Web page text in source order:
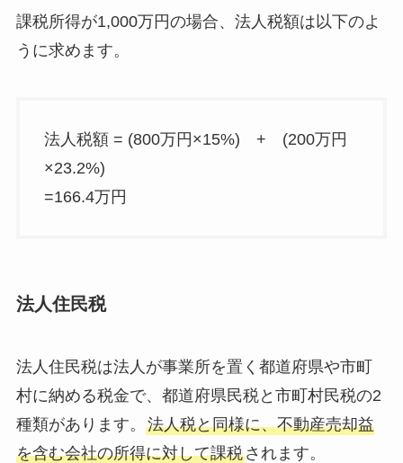
課税所得が1,000万円の場合、法人税額は以下のよ
うに求めます。
法人税額 = (800万円×15%) + (200万円
×23.2%)
=166.4万円
法人住民税
法人住民税は法人が事業所を置く都道府県や市町
村に納める税金で、都道府県民税と市町村民税の2
種類があります。 法人税と同様に、不動産売却益
を含む会社の所得に対して課税されます。